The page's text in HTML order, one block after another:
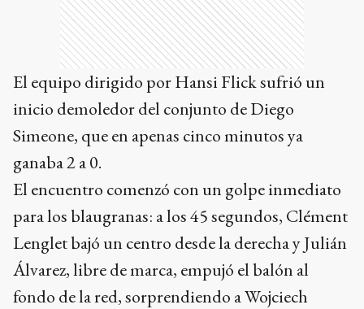
El equipo dirigido por Hansi Flick sufrió un
inicio demoledor del conjunto de Diego
Simeone, que en apenas cinco minutos ya
ganaba 2 a 0.
El encuentro comenzó con un golpe inmediato
para los blaugranas: a los 45 segundos, Clément
Lenglet bajó un centro desde la derecha y Julián
Álvarez, libre de marca, empujó el balón al
fondo de la red, sorprendiendo a Wojciech